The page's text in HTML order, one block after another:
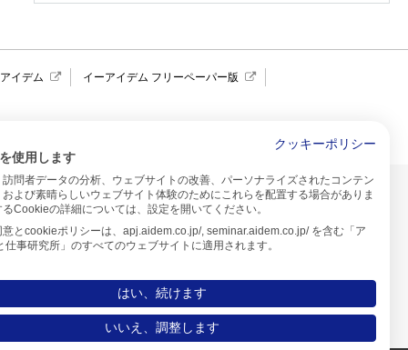
イデム
イーアイデム フリーペーパー版
トのご利用について
クッキーポリシー
使用します
訪問者データの分析、ウェブサイトの改善、パーソナライズされたコンテン
および素晴らしいウェブサイト体験のためにこれらを配置する場合がありま
Cookieの詳細については、設定を開いてください。
意とcookieポリシーは、apj.aidem.co.jp/, seminar.aidem.co.jp/ を含む「ア
仕事研究所」のすべてのウェブサイトに適用されます。
はい、続けます
いいえ、調整します